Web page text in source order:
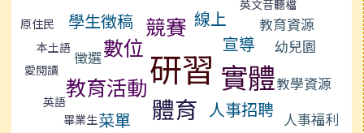
原住民 學生徵稿 競賽 線上
英文音聽檔
教育資源
本土語 徵選數位 研習
宣導 幼兒園
愛閱讀
教育活動 實體教學資源
英語
畢業生菜單 體育 人事招聘 人事福利